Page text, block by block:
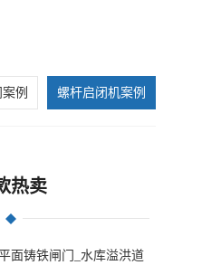
例 螺杆启闭机案例
热卖
面铸铁闸门_水库溢洪道